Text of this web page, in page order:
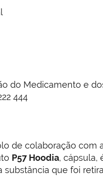
do Medicamento e dos
444
de colaboração com
P57 Hoodia, cápsula,
substância que foi